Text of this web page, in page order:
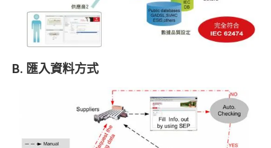
B. 匯入資料方式